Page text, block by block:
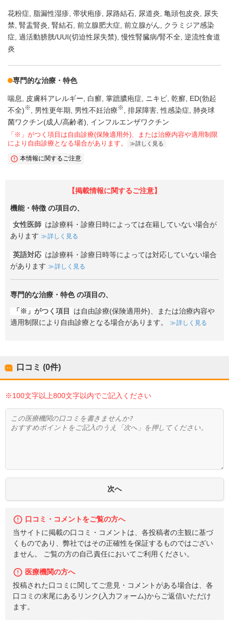
花粉症 脂漏性湿疹 帯状疱疹 尿路結石 尿道炎 亀頭包皮炎
尿失
禁 腎盂腎炎 腎結石 前立腺肥大症 前立腺がん
クラミジア感染
症 過活動膀胱/UUI(切迫性尿失禁) 慢性腎臓病/腎不全 逆流性食道
炎
専門的な治療・特色
喘息 皮膚科アレルギー 白癬 掌蹠膿疱症 ニキビ 乾癬 ED(勃起
不全)※ 男性更年期 男性不妊治療※ 排尿障害 性感染症
肺炎球
菌ワクチン(成人/高齢者)
インフルエンザワクチン
「※」がつく項目は自由診療(保険適用外)、または治療内容や適用制限
により自由診療となる場合があります。
詳しく見る
本情報に関するご注意
【掲載情報に関するご注意】
機能・特徴 の項目の、
女性医師 は診療科・診療日時によっては在籍していない場合が
あります
詳しく見る
英語対応 は診療科・診療日時等によっては対応していない場合
があります
詳しく見る
専門的な治療・特色の項目の、
「※」がつく項目
は自由診療(保険適用外)、または治療内容や
適用制限により自由診療となる場合があります。
詳しく見る
口コミ (0件)
※100文字以上800文字以内でご記入ください
口コミ・コメントをご覧の方へ
当サイトに掲載の口コミ・コメントは、各投稿者の主観に基づ
くものであり、弊社ではその正確性を保証するものではござい
ません。 ご覧の方の自己責任においてご利用ください。
医療機関の方へ
投稿された口コミに関してご意見・コメントがある場合は、各
口コミの末尾にあるリンク(入力フォーム)からご返信いただけ
ます。